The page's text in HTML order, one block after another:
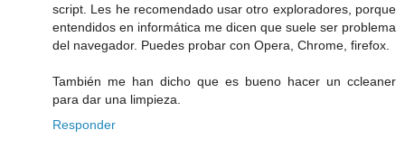
script. Les he recomendado usar otro exploradores, porque
entendidos en informática me dicen que suele ser problema
del navegador. Puedes probar con Opera, Chrome, firefox.
También me han dicho que es bueno hacer un ccleaner
para dar una limpieza.
Responder